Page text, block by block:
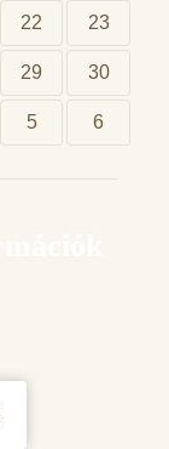
22 23
29 30
5 6